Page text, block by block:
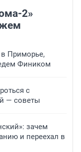
2»
Приморье,
Фиником
с
— советы
зачем
и переехал в